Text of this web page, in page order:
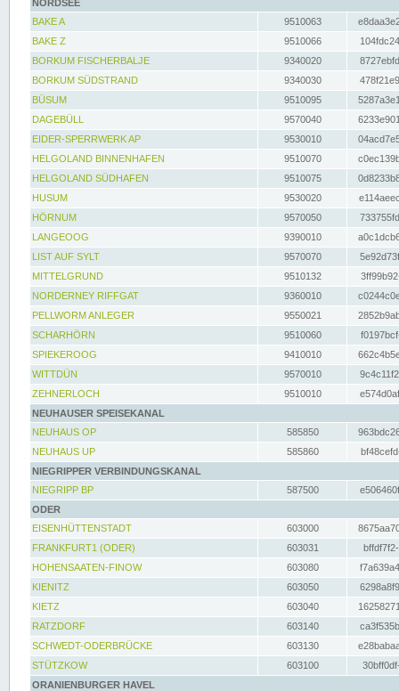
NORDSEE
BAKE A
9510063
BAKE Z
9510066
BORKUM FISCHERBALJE
9340020
BORKUM SÜDSTRAND
9340030
BÜSUM
9510095
DAGEBÜLL
9570040
EIDER-SPERRWERK AP
9530010
HELGOLAND BINNENHAFEN
9510070
HELGOLAND SÜDHAFEN
9510075
HUSUM
9530020
HÖRNUM
9570050
LANGEOOG
9390010
LIST AUF SYLT
9570070
MITTELGRUND
9510132
NORDERNEY RIFFGAT
9360010
PELLWORM ANLEGER
9550021
SCHARHÖRN
9510060
SPIEKEROOG
9410010
WITTDÜN
9570010
ZEHNERLOCH
9510010
NEUHAUSER SPEISEKANAL
NEUHAUS OP
585850
NEUHAUS UP
585860
NIEGRIPPER VERBINDUNGSKANAL
NIEGRIPP BP
587500
ODER
EISENHÜTTENSTADT
603000
FRANKFURT1 (ODER)
603031
HOHENSAATEN-FINOW
603080
KIENITZ
603050
KIETZ
603040
RATZDORF
603140
SCHWEDT-ODERBRÜCKE
603130
STÜTZKOW
603100
ORANIENBURGER HAVEL